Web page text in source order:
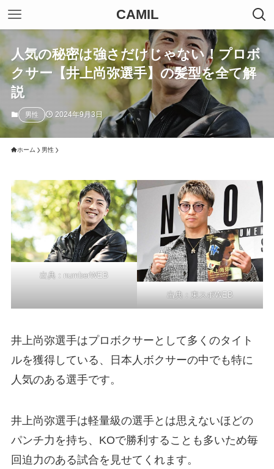
CAMIL
人気の秘密は強さだけじゃない！プロボ
クサー【井上尚弥選手】の髪型を全て解
説
男性 2024年9月3日
ホーム 男性
出典： numberWEB
出典 ：東スポWEB
井上尚弥選手はプロボクサーとして多くのタイト
ルを獲得している、日本人ボクサーの中でも特に
人気のある選手です。
井上尚弥選手は軽量級の選手とは思えないほどの
パンチ力を持ち、KOで勝利することも多いため毎
回迫力のある試合を見せてくれます。